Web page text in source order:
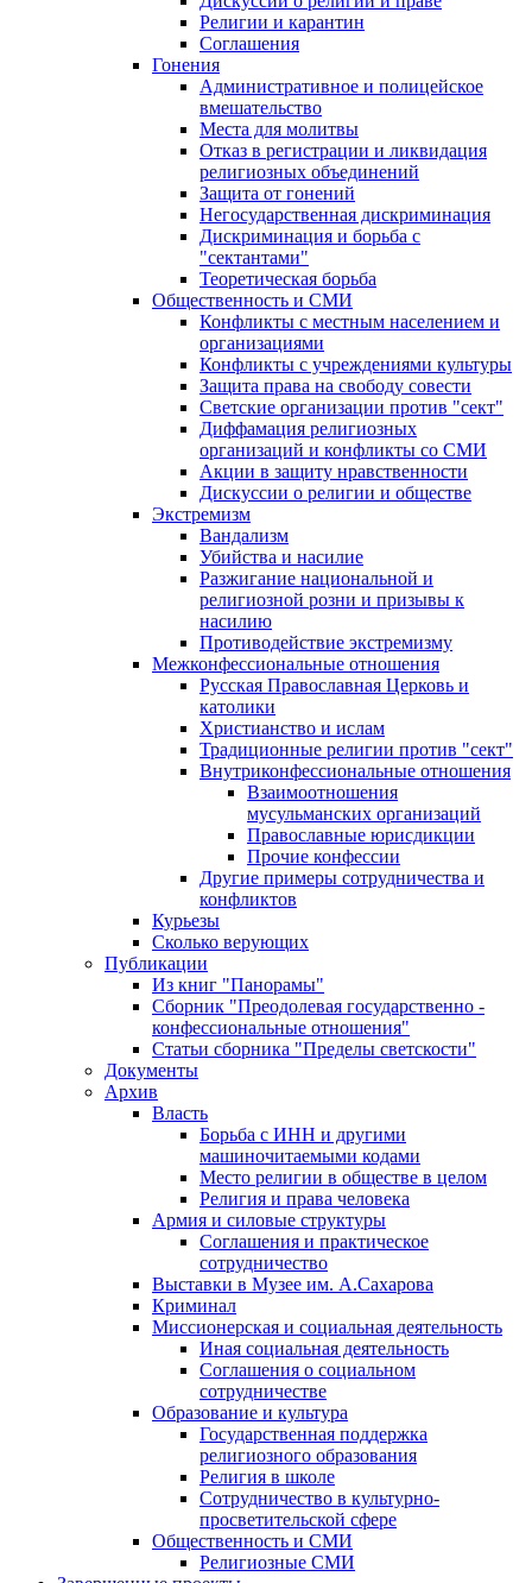
Религии и карантин
Соглашения
Гонения
Административное и полицейское
вмешательство
Места для молитвы
Отказ в регистрации и ликвидация
религиозных объединений
Защита от гонений
Негосударственная дискриминация
Дискриминация и борьба с
"сектантами"
Теоретическая борьба
Общественность и СМИ
Конфликты с местным населением и
организациями
Конфликты с учреждениями культуры
Защита права на свободу совести
Светские организации против "сект"
Диффамация религиозных
организаций и конфликты со СМИ
Акции в защиту нравственности
Дискуссии о религии и обществе
Экстремизм
Вандализм
Убийства и насилие
Разжигание национальной и
религиозной розни и призывы к
насилию
Противодействие экстремизму
Межконфессиональные отношения
Русская Православная Церковь и
католики
Христианство и ислам
Традиционные религии против "сект"
Внутриконфессиональные отношения
Взаимоотношения
мусульманских организаций
Православные юрисдикции
Прочие конфессии
Другие примеры сотрудничества и
конфликтов
Курьезы
Сколько верующих
Публикации
Из книг "Панорамы"
Сборник "Преодолевая государственно -
конфессиональные отношения"
Статьи сборника "Пределы светскости"
Документы
Архив
Власть
Борьба с ИНН и другими
машиночитаемыми кодами
Место религии в обществе в целом
Религия и права человека
Армия и силовые структуры
Соглашения и практическое
сотрудничество
Выставки в Музее им. А.Сахарова
Криминал
Миссионерская и социальная деятельность
Иная социальная деятельность
Соглашения о социальном
сотрудничестве
Образование и культура
Государственная поддержка
религиозного образования
Религия в школе
Сотрудничество в культурно-
просветительской сфере
Общественность и СМИ
Религиозные СМИ